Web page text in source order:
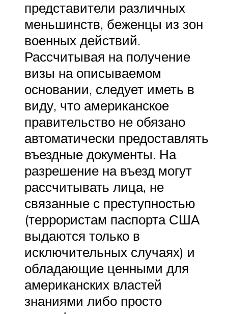
представители различных
меньшинств, беженцы из зон
военных действий.
Рассчитывая на получение
визы на описываемом
основании, следует иметь в
виду, что американское
правительство не обязано
автоматически предоставлять
въездные документы. На
разрешение на въезд могут
рассчитывать лица, не
связанные с преступностью
(террористам паспорта США
выдаются только в
исключительных случаях) и
обладающие ценными для
американских властей
знаниями либо просто